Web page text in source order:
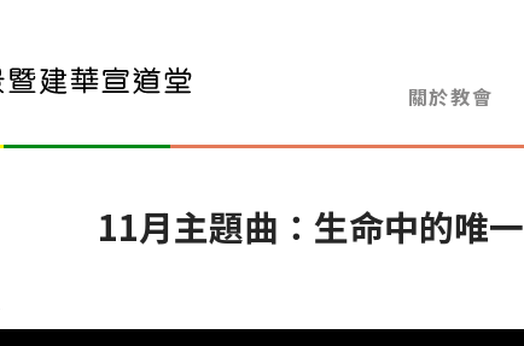
關於教會
11月主題曲：生命中的唯一